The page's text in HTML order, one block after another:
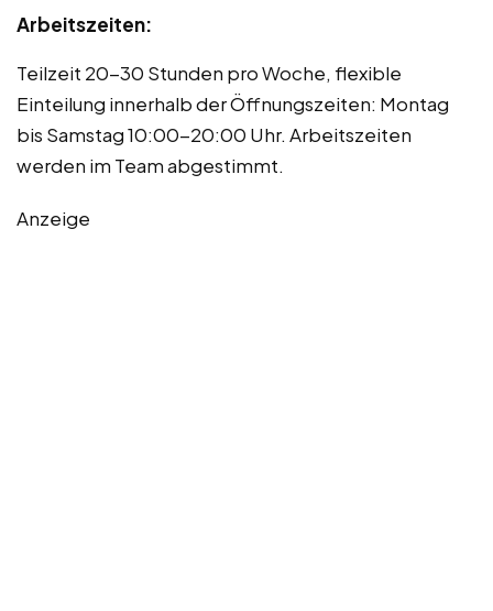
Arbeitszeiten:
Teilzeit 20-30 Stunden pro Woche, flexible
Einteilung innerhalb der Öffnungszeiten: Montag
bis Samstag 10:00-20:00 Uhr. Arbeitszeiten
werden im Team abgestimmt.
Anzeige